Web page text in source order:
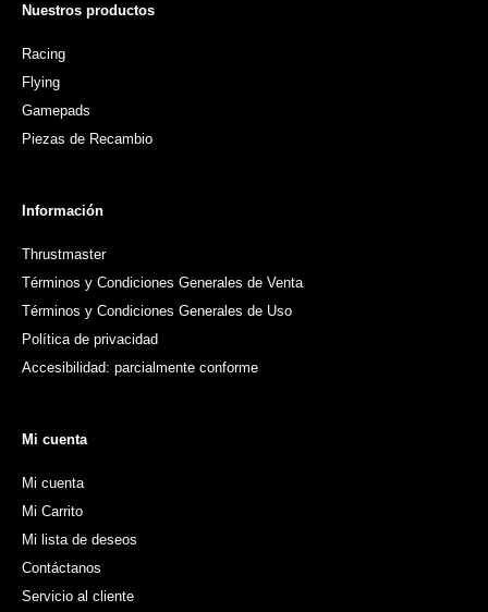
Nuestros productos
Racing
Flying
Gamepads
Piezas de Recambio
Información
Thrustmaster
Términos y Condiciones Generales de Venta
Términos y Condiciones Generales de Uso
Política de privacidad
Accesibilidad: parcialmente conforme
Mi cuenta
Mi cuenta
Mi Carrito
Mi lista de deseos
Contáctanos
Servicio al cliente